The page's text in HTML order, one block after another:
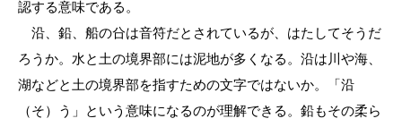
認する意味である。
沿、鉛、船の㕣は音符だとされているが、はたしてそうだ
ろうか。水と土の境界部には泥地が多くなる。沿は川や海、
湖などと土の境界部を指すための文字ではないか。「沿
（そ）う」という意味になるのが理解できる。鉛もその柔ら